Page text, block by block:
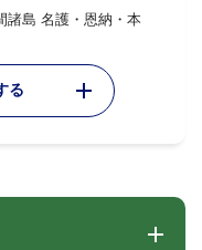
諸島 名護・恩納・本
る